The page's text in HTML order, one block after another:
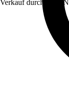
Verkauf durch: